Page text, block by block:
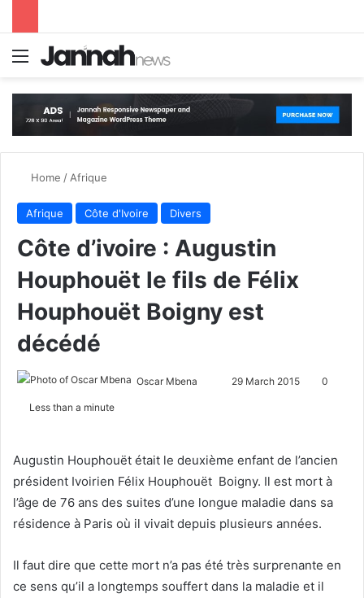
Menu
Home / Afrique
Afrique Côte d'Ivoire Divers
Côte d’ivoire : Augustin
Houphouët le fils de Félix
Houphouët Boigny est
décédé
Oscar Mbena
a
n
e
29 March 2015 0
Less than a minute
Augustin Houphouët était le deuxième enfant de l’ancien
président Ivoirien Félix Houphouët Boigny. Il est mort à
l’âge de 76 ans des suites d’une longue maladie dans sa
résidence à Paris où il vivait depuis plusieurs années.
Il faut dire que cette mort n’a pas été très surprenante en
ce sens qu’il a longtemps souffert dans la maladie et il